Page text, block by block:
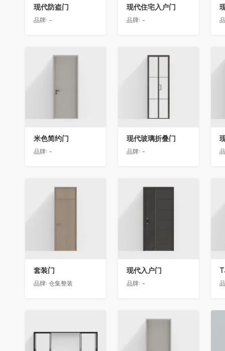
现代防盗门
品牌: -
现代住宅入户门
品牌: -
收藏
米色简约门
品牌: -
收藏
现代玻璃折叠门
品牌: -
收藏
套装门
品牌: 仓集整装
收藏
现代入户门
品牌: -
收藏